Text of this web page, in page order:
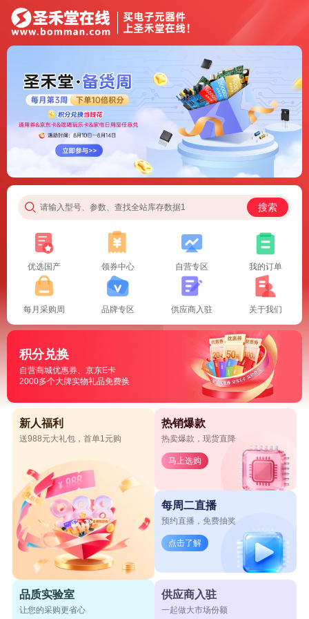
请输入型号、参数、查找全站库存数据1 搜索
优选国产 领券中心 自营专区 我的订单
每月采购周 品牌专区 供应商入驻 关于我们
积分兑换
自营商城优惠券、京东E卡
2000多个大牌实物礼品免费换
新人福利
送988元大礼包，首单1元购
热销爆款
热卖爆款，现货直降
马上选购
每周二直播
预约直播，免费抽奖
点击了解
品质实验室
让您的采购更省心
供应商入驻
一起做大市场份额